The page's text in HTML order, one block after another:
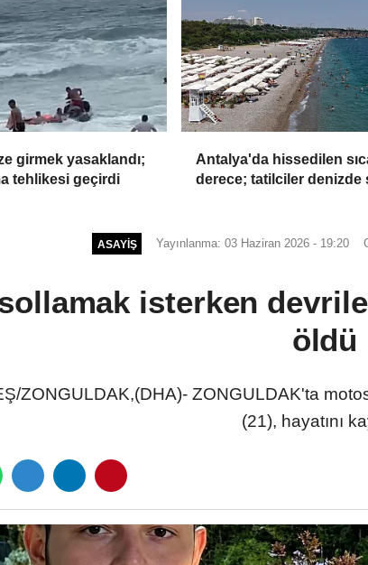
girmek yasaklandı;
tehlikesi geçirdi
Antalya'da hissedilen
derece; tatilciler denizde
ASAYIŞ Yayınlanma: 03 Haziran 2026 - 19:20
sollamak isterken
öldü
ZONGULDAK,(DHA)- ZONGULDAK'ta
(21), hayatını